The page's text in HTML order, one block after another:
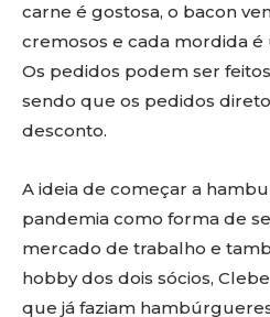
carne é gostosa, o bacon
cremosos e cada mordida é
Os pedidos podem ser
sendo que os pedidos
desconto.
A ideia de começar a
pandemia como forma de
mercado de trabalho e
hobby dos dois sócios,
que já faziam